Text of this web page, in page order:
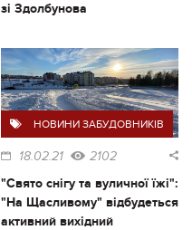
зі Здолбунова
НОВИНИ ЗАБУДОВНИКІВ
18.02.21 2102
"Свято снігу та вуличної їжі":
"На Щасливому" відбудеться
активний вихідний